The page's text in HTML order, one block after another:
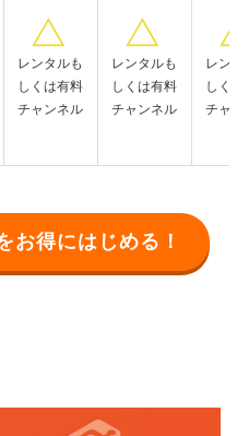
レンタルも
しくは有料
チャンネル
レンタルも
しくは有料
チャンネル
レンタ
しくは
チャン
お得にはじめる！